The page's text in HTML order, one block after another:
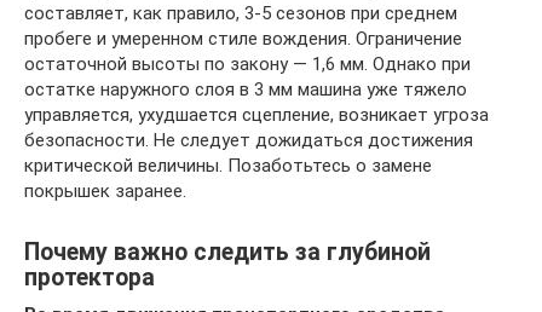
составляет, как правило, 3-5 сезонов при среднем
пробеге и умеренном стиле вождения. Ограничение
остаточной высоты по закону — 1,6 мм. Однако при
остатке наружного слоя в 3 мм машина уже тяжело
управляется, ухудшается сцепление, возникает угроза
безопасности. Не следует дожидаться достижения
критической величины. Позаботьтесь о замене
покрышек заранее.
Почему важно следить за глубиной
протектора